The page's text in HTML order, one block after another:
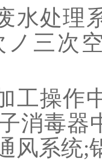
水处理
三次
工操作
消毒器
风系统;